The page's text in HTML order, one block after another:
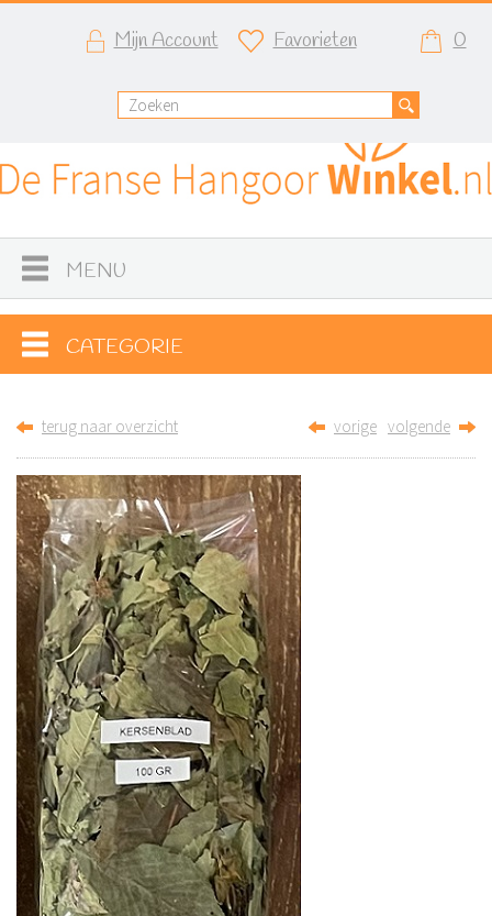
Mijn Account Favorieten 0
MENU
CATEGORIE
terug naar overzicht vorige volgende